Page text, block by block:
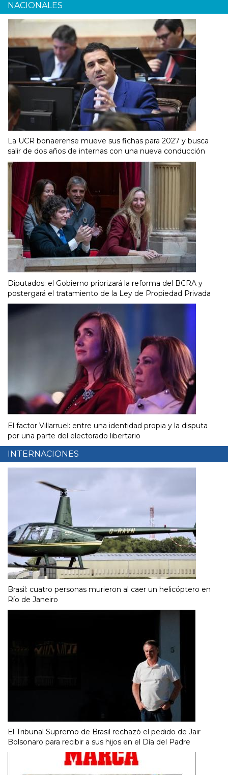
NACIONALES
La UCR bonaerense mueve sus fichas para 2027 y busca
salir de dos años de internas con una nueva conducción
Diputados: el Gobierno priorizará la reforma del BCRA y
postergará el tratamiento de la Ley de Propiedad Privada
El factor Villarruel: entre una identidad propia y la disputa
por una parte del electorado libertario
INTERNACIONES
Brasil: cuatro personas murieron al caer un helicóptero en
Río de Janeiro
El Tribunal Supremo de Brasil rechazó el pedido de Jair
Bolsonaro para recibir a sus hijos en el Día del Padre